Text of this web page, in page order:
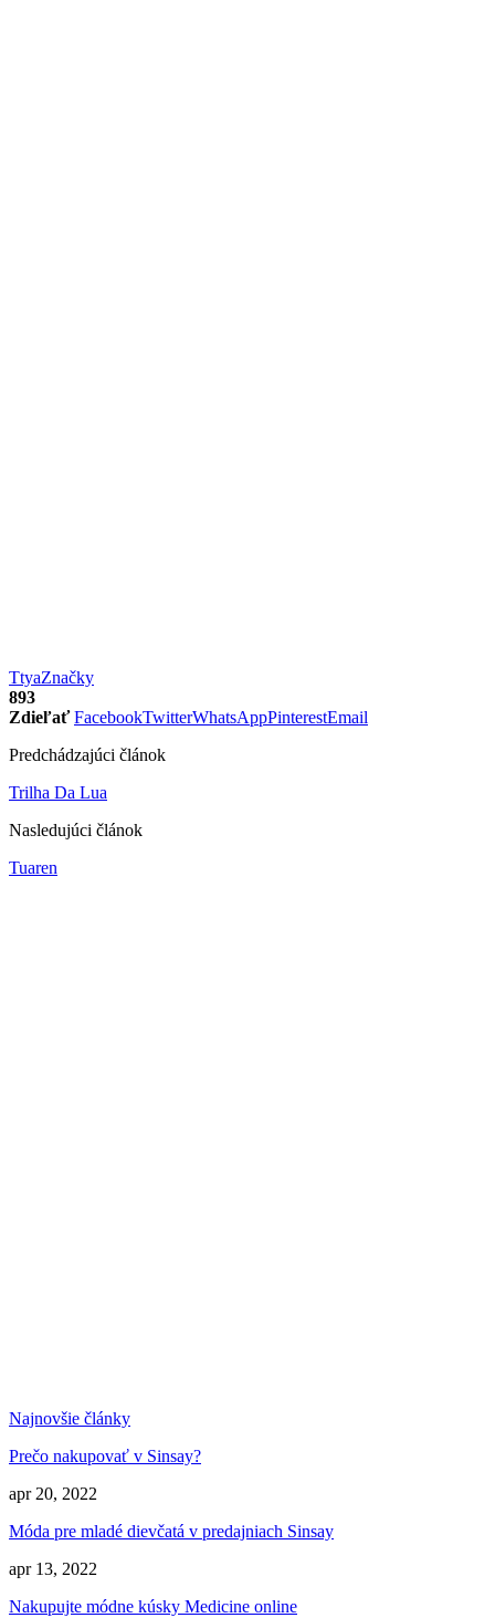
TtyaZnačky
893
Zdieľať FacebookTwitterWhatsAppPinterestEmail
Predchádzajúci článok
Trilha Da Lua
Nasledujúci článok
Tuaren
Najnovšie články
Prečo nakupovať v Sinsay?
apr 20, 2022
Móda pre mladé dievčatá v predajniach Sinsay
apr 13, 2022
Nakupujte módne kúsky Medicine online